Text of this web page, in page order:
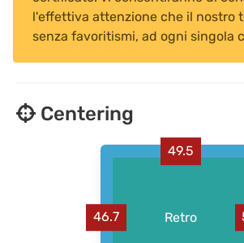
l'effettiva attenzione che il nostro
senza favoritismi, ad ogni singola
Centering
Retro
46.7
49.5